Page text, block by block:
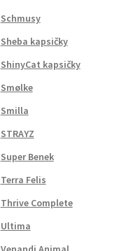
Schmusy
Sheba kapsičky
ShinyCat kapsičky
Smølke
Smilla
STRAYZ
Super Benek
Terra Felis
Thrive Complete
Ultima